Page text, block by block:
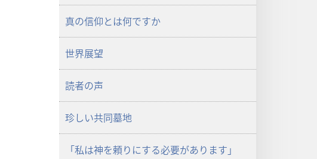
真の信仰とは何ですか
世界展望
読者の声
珍しい共同墓地
「私は神を頼りにする必要があります」